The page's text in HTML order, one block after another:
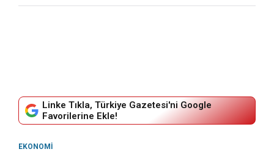
Linke Tıkla, Türkiye Gazetesi'ni Google
Favorilerine Ekle!
EKONOMI